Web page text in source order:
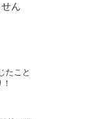
ん
たこと